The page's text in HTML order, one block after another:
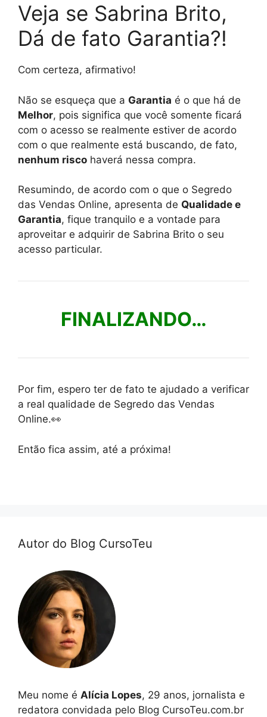
Veja se Sabrina Brito,
Dá de fato Garantia?!
Com certeza, afirmativo!
Não se esqueça que a Garantia é o que há de
Melhor, pois significa que você somente ficará
com o acesso se realmente estiver de acordo
com o que realmente está buscando, de fato,
nenhum risco haverá nessa compra.
Resumindo, de acordo com o que o Segredo
das Vendas Online, apresenta de Qualidade e
Garantia, fique tranquilo e a vontade para
aproveitar e adquirir de Sabrina Brito o seu
acesso particular.
FINALIZANDO…
Por fim, espero ter de fato te ajudado a verificar
a real qualidade de Segredo das Vendas
Online.👀
Então fica assim, até a próxima!
Autor do Blog CursoTeu
Meu nome é Alícia Lopes, 29 anos, jornalista e
redatora convidada pelo Blog CursoTeu.com.br